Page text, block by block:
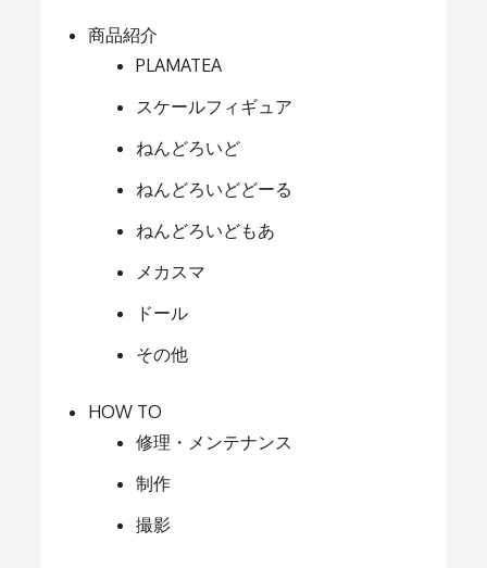
商品紹介
PLAMATEA
スケールフィギュア
ねんどろいど
ねんどろいどどーる
ねんどろいどもあ
メカスマ
ドール
その他
HOW TO
修理・メンテナンス
制作
撮影